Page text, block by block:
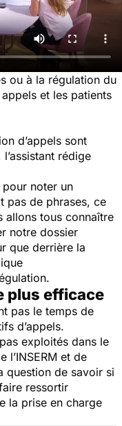
ou à la régulation du
et les patients
d’appels sont
rédige
noter un
pas de phrases, ce
allons tous connaître
notre dossier
que derrière la
plus efficace
pas le temps de
d’appels.
exploités dans le
l’INSERM et de
question de savoir si
ressortir
la prise en charge